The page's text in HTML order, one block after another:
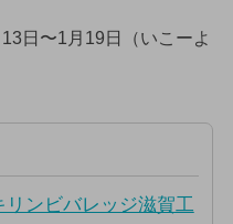
日〜1月19日（いこーよ
ンビバレッジ滋賀工